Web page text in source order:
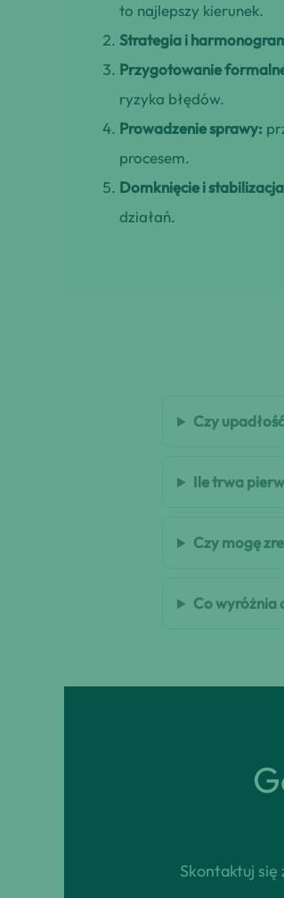
to najlepszy kierunek.
Strategia i
Przygotowanie
ryzyka błędów.
Prowadzenie sprawy:
procesem.
Domknięcie i
działań.
Czy
Ile trwa
Czy mogę
Co wyróżnia
Skontaktuj się